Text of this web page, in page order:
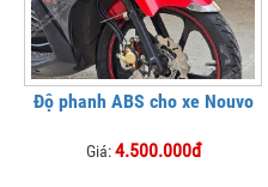
Độ phanh ABS cho xe Nouvo
Giá:4.500.000đ